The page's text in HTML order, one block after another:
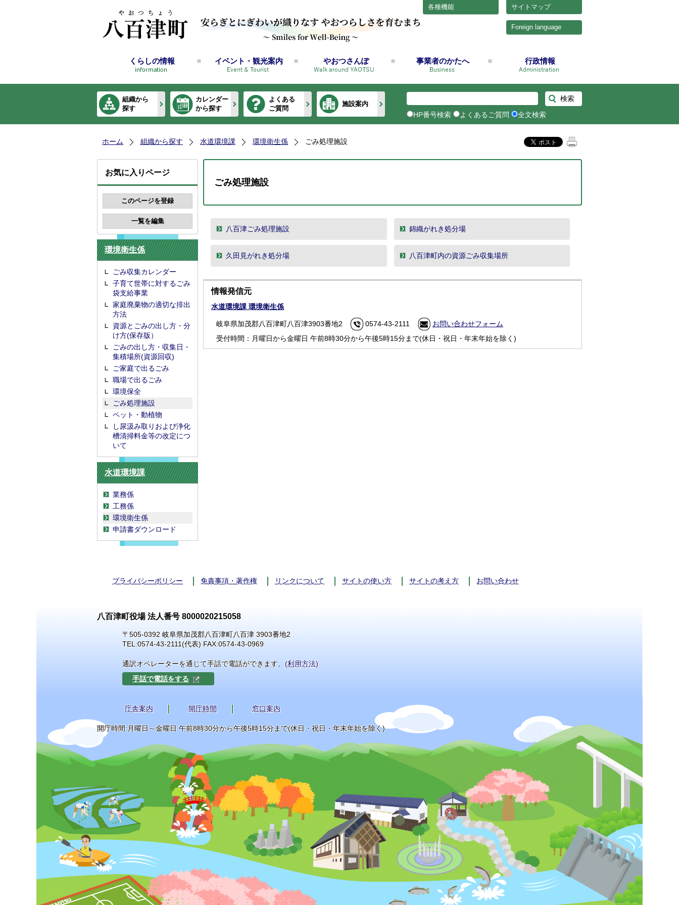
サイトマップ
各種機能
Foreign language
くらしの情報 イベント・観光案内 やおつさんぽ 事業者のかたへ 行政情報
組織から
探す
カレンダー
から探す
よくある
ご質問
施設案内
HP番号検索 よくあるご質問 全文検索
ホーム 組織から探す 水道環境課 環境衛生係 ごみ処理施設
お気に入りページ
環境衛生係
ごみ収集カレンダー
子育て世帯に対するごみ
袋支給事業
家庭廃棄物の適切な排出
方法
資源とごみの出し方・分
け方(保存版）
ごみの出し方・収集日・
集積場所(資源回収)
ご家庭で出るごみ
職場で出るごみ
環境保全
ごみ処理施設
ペット・動植物
し尿汲み取りおよび浄化
槽清掃料金等の改定につ
いて
水道環境課
業務係
工務係
環境衛生係
申請書ダウンロード
ごみ処理施設
八百津ごみ処理施設 錦織がれき処分場
久田見がれき処分場 八百津町内の資源ごみ収集場所
情報発信元
水道環境課 環境衛生係
岐阜県加茂郡八百津町八百津3903番地2 0574-43-2111
お問い合わせフォーム
受付時間：月曜日から金曜日 午前8時30分から午後5時15分まで(休日・祝日・年末年始を除く)
プライバシーポリシー 免責事項・著作権 リンクについて サイトの使い方 サイトの考え方 お問い合わせ
八百津町役場 法人番号 8000020215058
〒505-0392 岐阜県加茂郡八百津町八百津 3903番地2
TEL:0574-43-2111(代表) FAX:0574-43-0969
通訳オペレーターを通じて手話で電話ができます。 (利用方法)
手話で電話をする
庁舎案内 開庁時間 窓口案内
開庁時間:月曜日～金曜日 午前8時30分から午後5時15分まで(休日・祝日・年末年始を除く)